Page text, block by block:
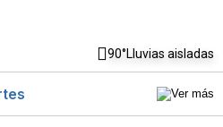
90°Lluvias aisladas